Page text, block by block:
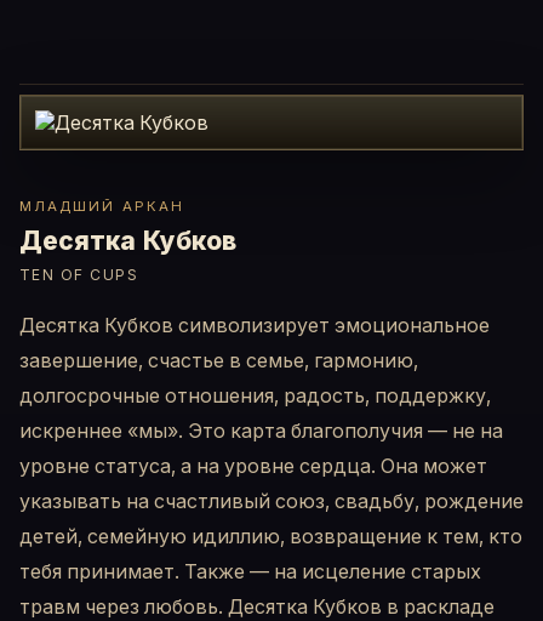
МЛАДШИЙ АРКАН
Десятка Кубков
TEN OF CUPS
Десятка Кубков символизирует эмоциональное
завершение, счастье в семье, гармонию,
долгосрочные отношения, радость, поддержку,
искреннее «мы». Это карта благополучия — не на
уровне статуса, а на уровне сердца. Она может
указывать на счастливый союз, свадьбу, рождение
детей, семейную идиллию, возвращение к тем, кто
тебя принимает. Также — на исцеление старых
травм через любовь. Десятка Кубков в раскладе